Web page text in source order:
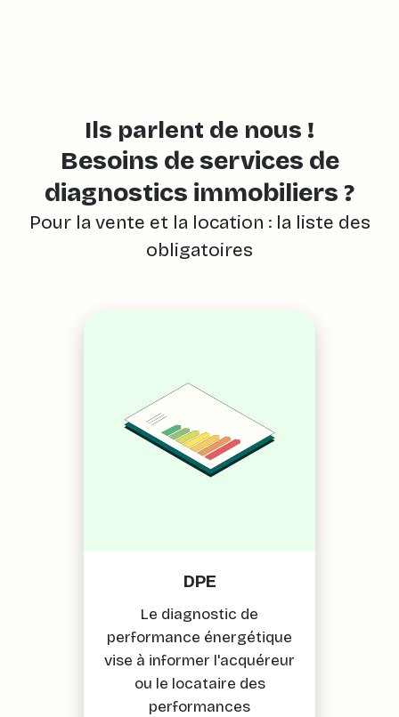
Ils parlent de nous !
Besoins de services de
diagnostics immobiliers ?
Pour la vente et la location : la liste des
obligatoires
DPE
Le diagnostic de
performance énergétique
vise à informer l'acquéreur
ou le locataire des
performances